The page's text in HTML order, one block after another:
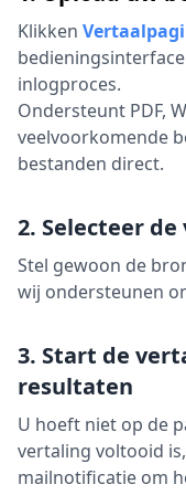
Klikken
inlogproces.
Ondersteunt PDF,
veelvoorkomende
bestanden direct.
2. Selecteer
Stel gewoon de
wij ondersteunen
3. Start de
resultaten
U hoeft niet op de
vertaling voltooid
mailnotificatie om